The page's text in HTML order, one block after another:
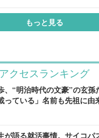
もっと見る
アクセスランキング
、“明治時代の文豪”の玄孫
っている」名前も先祖に由
が語る就活事情。サイコパ